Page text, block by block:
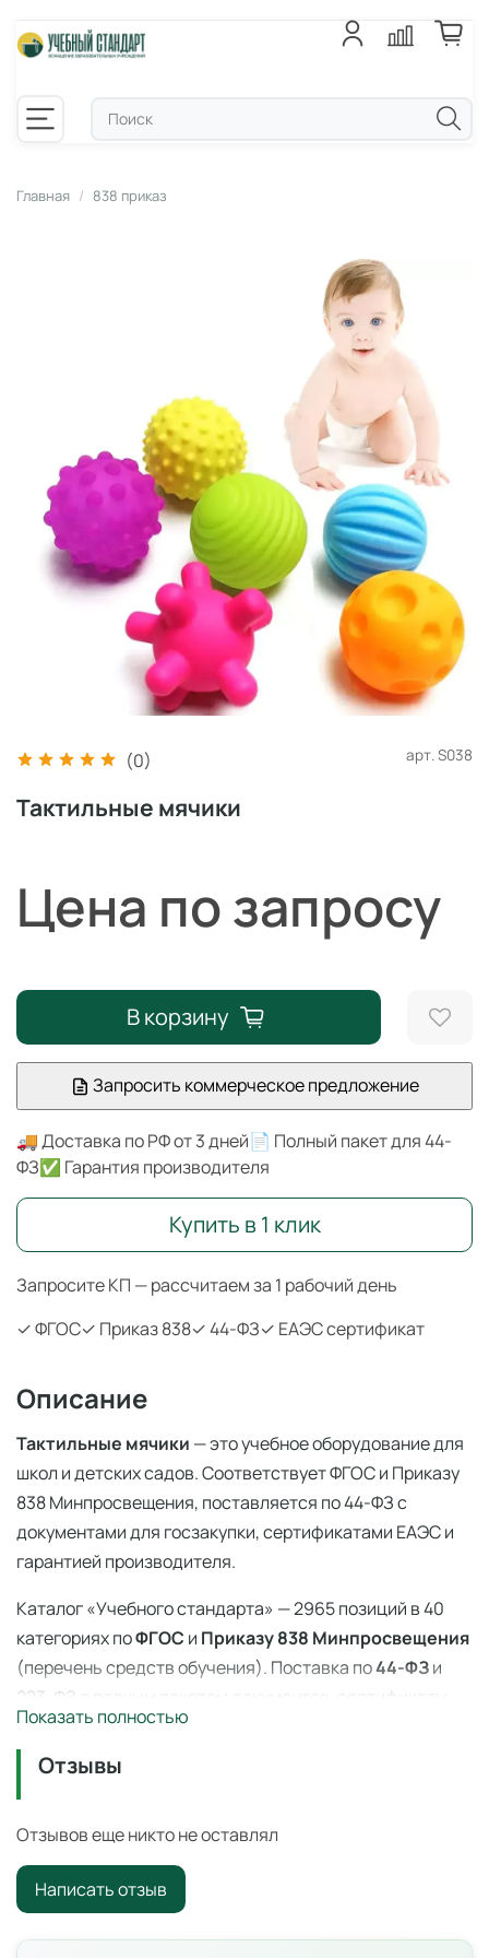
Главная 838 приказ
(0) арт. S038
Тактильные мячики
Цена по запросу
Запросите КП — рассчитаем за 1 рабочий день
✓ ФГОС✓ Приказ 838✓ 44-ФЗ✓ ЕАЭС сертификат
В корзину
Запросить коммерческое предложение
🚚 Доставка по РФ от 3 дней📄 Полный пакет для 44-
ФЗ✅ Гарантия производителя
Купить в 1 клик
Описание
Тактильные мячики — это учебное оборудование для
школ и детских садов. Соответствует ФГОС и Приказу
838 Минпросвещения, поставляется по 44-ФЗ с
документами для госзакупки, сертификатами ЕАЭС и
гарантией производителя.
Каталог «Учебного стандарта» — 2965 позиций в 40
категориях поФГОС и Приказу 838 Минпросвещения
(перечень средств обучения). Поставка по44-ФЗи
223-ФЗ с полным пакетом документов, сертификаты
ЕАЭС, гарантия производителя. Доставка по всей
России — 3–14 дней со склада в Ангарске.
Тактильные мячики — 838 приказ
Образовательное оборудование из перечня Приказа
№ 838 Минпросвещения от 28.11.2024.
Показать полностью
Отзывы
Отзывов еще никто не оставлял
Написать отзыв